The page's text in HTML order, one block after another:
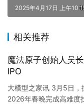
2025年4月17日 上午
相关推荐
魔法原子创始人吴
IPO
大模型之家讯 3月5日，
2026年春晚完成高难度